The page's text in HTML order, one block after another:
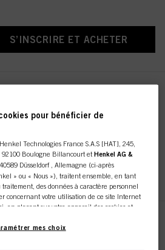
S’INSCRIRE ET ACHETER
n° 2936261
S’INSCRIRE ET ACHETER
ZERO AMM 10-19 Ultra
pour bénéficier de
Technologies France S.A.S [HAT], 245,
92100 Boulogne Billancourt etHenkel AG &
40589 Düsseldorf , Allemagne (ci-après
» ou « Nous »), traitent ensemble, en tant
des données à caractère personnel
concernant votre utilisation de ce site Internet
en plaçant sur votre appareil des cookies et
à d’autres informations comme décrit ci-dessous.
mes choix